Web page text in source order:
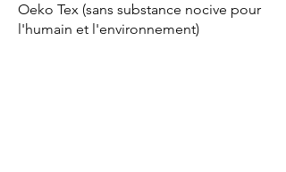
Oeko Tex (sans substance nocive pour
l'humain et l'environnement)